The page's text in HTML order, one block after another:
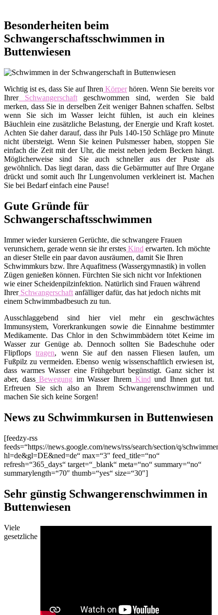
Besonderheiten beim
Schwangerschaftsschwimmen in
Buttenwiesen
Wichtig ist es, dass Sie auf Ihren Körperhören. Wenn Sie bereits vor
IhrerSchwangerschaftgeschwommen sind, werden Sie bald
merken, dass Sie in derselben Zeit weniger Bahnen schaffen. Selbst
wenn Sie sich im Wasser leicht fühlen, ist auch ein kleines
Bäuchlein eine zusätzliche Belastung, der Energie und Kraft kostet.
Achten Sie daher darauf, dass ihr Puls 140-150 Schläge pro Minute
nicht übersteigt. Wenn Sie keinen Pulsmesser haben, stoppen Sie
einfach die Zeit mit der Uhr, die meist neben jedem Becken hängt.
Möglicherweise sind Sie auch schneller aus der Puste als
gewöhnlich. Das liegt daran, dass die Gebärmutter auf Ihre Organe
drückt und somit auch Ihr Lungenvolumen verkleinert ist. Machen
Sie bei Bedarf einfach eine Pause!
Gute Gründe für
Schwangerschaftsschwimmen
Immer wieder kursieren Gerüchte, die schwangere Frauen
verunsichern, gerade wenn sie ihr erstes Kind erwarten. Ich möchte
an dieser Stelle ein paar davon ausräumen, damit Sie Ihren
Schwimmkurs bzw. Ihre Aquafitness (Wassergymnastik) in vollen
Zügen genießen können. Fürchten Sie sich nicht vor Infektionen
wie einer Scheidenpilzinfektion. Natürlich sind Frauen während
IhrerSchwangerschaft anfälliger dafür, das hat jedoch nichts mit
einem Schwimmbadbesuch zu tun.
Ausschlaggebend sind hier viel mehr ein geschwächtes
Immunsystem, Vorerkrankungen sowie die Einnahme bestimmter
Medikamente. Das Chlor in den Schwimmbädern tötet Keime im
Wasser zur Genüge ab. Dennoch sollten Sie Badeschuhe oder
Flipflopstragen, wenn Sie auf den nassen Fliesen laufen, um
Fußpilz zu vermeiden. Ebenso wenig wissenschaftlich erwiesen ist,
dass warmes Wasser eine Frühgeburt begünstigt. Ganz sicher ist
aber, dassBewegung im Wasser Ihrem Kind und Ihnen gut tut.
Erfreuen Sie sich also an Ihrem Schwangerenschwimmen und
machen Sie sich keine Sorgen!
News zu Schwimmkursen in Buttenwiesen
[feedzy-rss
feeds=“https://news.google.com/news/rss/search/section/q/
hl=de&gl=DE&ned=de“ max=“3″ feed_title=“no“
refresh=“365_days“ target=“_blank“ meta=“no“ summary=“no“
summarylength=“70″ thumb=“yes“ size=“30″]
Sehr günstig Schwangerenschwimmen in
Buttenwiesen
Viele
gesetzliche